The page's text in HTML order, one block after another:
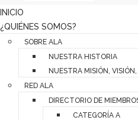
INICIO
¿QUIÉNES SOMOS?
SOBRE ALA
NUESTRA HISTORIA
NUESTRA MISIÓN,
RED ALA
DIRECTORIO DE
CATEGORÍA A